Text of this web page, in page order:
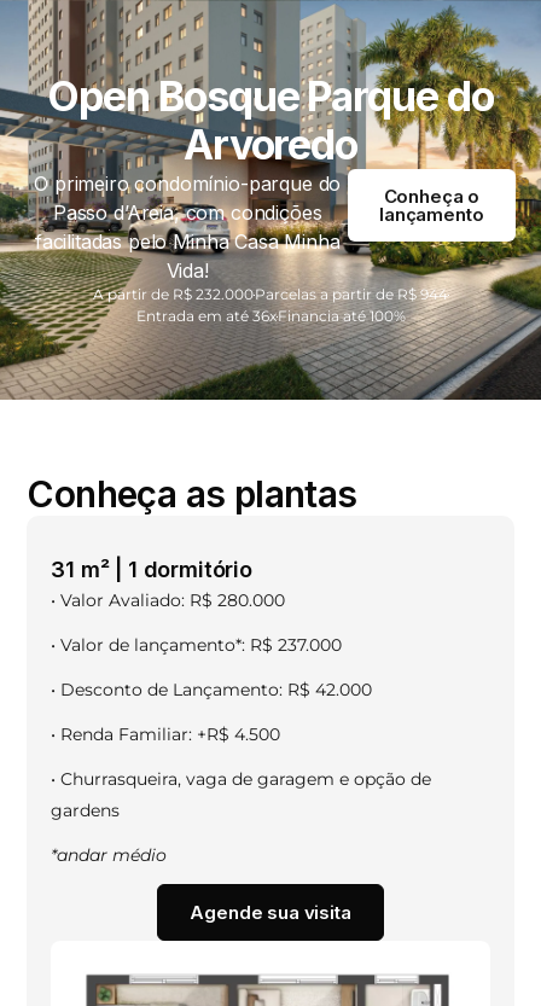
Open Bosque Parque do
Arvoredo​
O primeiro condomínio-parque do
Passo d’Areia, com condições
facilitadas pelo Minha Casa Minha
Vida!
Conheça o
lançamento
A partir de R$ 232.000Parcelas a partir de R$ 944
Entrada em até 36x​Financia até 100%
Conheça as plantas
31 m² | 1 dormitório​
• Valor Avaliado: R$ 280.000
• Valor de lançamento*: R$ 237.000
• Desconto de Lançamento: R$ 42.000
• Renda Familiar: +R$ 4.500
• Churrasqueira, vaga de garagem e opção de
gardens
*andar médio
Agende sua visita